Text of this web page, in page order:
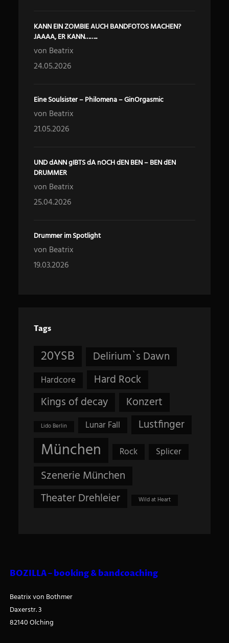
KANN EIN ZOMBIE AUCH BANDFOTOS MACHEN?
JAAAA, ER KANN……..
von Beatrix
24.05.2026
Eine Soulsister – Philomena – GinOrgasmic
von Beatrix
21.05.2026
UND dANN gIBTS dA nOCH dEN BEN – BEN dEN
DRUMMER
von Beatrix
25.04.2026
Drummer im Spotlight
von Beatrix
19.03.2026
Tags
20YSB Delirium`s Dawn
Hardcore
Hard Rock
Kings of decay
Konzert
Lido Berlin Lunar Fall Lustfinger
München Rock Splicer
Szenerie München
Theater Drehleier
Wild at Heart
BOZILLA – booking & bandcoaching
Beatrix von Bothmer
Daxerstr. 3
82140 Olching